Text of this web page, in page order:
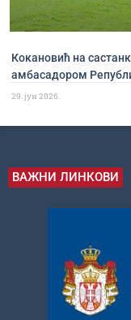
Кокановић на
амбасадором
29. јун 2026.
ВАЖНИ ЛИНКОВИ